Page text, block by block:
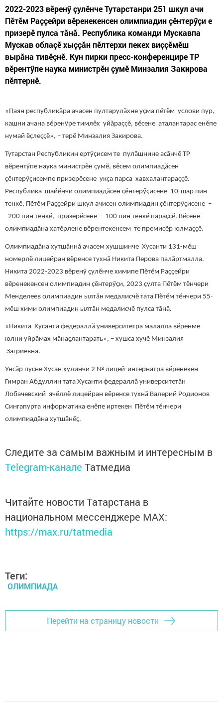
2022-2023 вӗренӳ ҫулӗнче Тутарстанри 251 шкул ачи
Пӗтӗм Раҫҫейри вĕренекенсен олимпиадин ҫӗнтерӳҫи е
призерĕ пулса тăнă. Республика команди Мускавпа
Мускав облаҫӗ хыҫҫӑн пĕлтерхи пекех виҫҫӗмӗш
вырӑна тивĕçнĕ. Кун пирки пресс-конференцире ТР
вӗрентӳпе наука министрӗн ҫумӗ Минзалия Закирова
пӗлтернӗ.
«Паян республикӑра ачасен пултарулӑхне уçма пĕтĕм услови пур,
кашни ачана вĕренÿре тимлĕх уйăраççĕ, вĕсене аталантарас енĕпе
нумай ӗҫлеҫҫӗ», – терӗ Минзалия Закирова.
Тутарстан Республикин ертÿçисем те пулӑшнине асӑнчӗ ТР
вӗрентӳпе наука министрӗн ҫумӗ, вĕсем олимпиадӑсен
ҫӗнтерӳҫисемпе призерӗсене укçа парса хавхалантараççĕ.
Республика шайӗнчи олимпиадăсен ҫӗнтерӳçисене 10-шар пин
тенкӗ, Пӗтӗм Раҫҫейри шкул ачисен олимпиадин ҫӗнтерӳҫисене –
200 пин тенкӗ, призерӗсене – 100 пин тенкӗ параçҫӗ. Вĕсене
олимпиадăна хатĕрлене вӗрентекенсем те премисĕр юлмаҫҫӗ.
Олимпиадăна хутшăннă ачасем хушшинче Хусанти 131-мӗш
номерлӗ лицейран вӗренсе тухнӑ Никита Перова палӑртмалла.
Никита 2022-2023 вӗренӳ ҫулӗнче химипе Пӗтӗм Раҫҫейри
вĕренекенсен олимпиадин ҫӗнтерӳҫи, 2023 ҫулта Пӗтӗм тӗнчери
Менделеев олимпиадин ылтӑн медалисчӗ тата Пӗтӗм тӗнчери 55-
мӗш хими олимпиадин ылтӑн медалисчӗ пулса тӑнă.
«Никита Хусанти федераллӑ университетра малалла вӗренме
юлни уйрӑмах мӑнаҫлантарать», – хушса хучӗ Минзалия
Загриевна.
Унсӑр пуҫне Хусан хулинчи 2 № лицей-интернатра вӗренекен
Гимран Абдуллин тата Хусанти федераллӑ университетӑн
Лобачевский ячӗллӗ лицейран вӗренсе тухнӑ Валерий Родионов
Сингапурта информатика енӗпе иртекен Пӗтӗм тӗнчери
олимпиадӑна хутшӑнӗҫ.
Следите за самым важным и интересным в
Telegram-канале Татмедиа
Читайте новости Татарстана в
национальном мессенджере MАХ:
https://max.ru/tatmedia
Теги:
ОЛИМПИАДА
Перейти на страницу новости